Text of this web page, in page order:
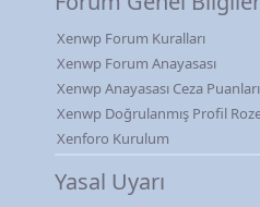
Xenwp Forum Kuralları
Xenwp Forum Anayasası
Xenwp Anayasası Ceza Puanları
Xenwp Doğrulanmış Profil
Xenforo Kurulum
Yasal Uyarı